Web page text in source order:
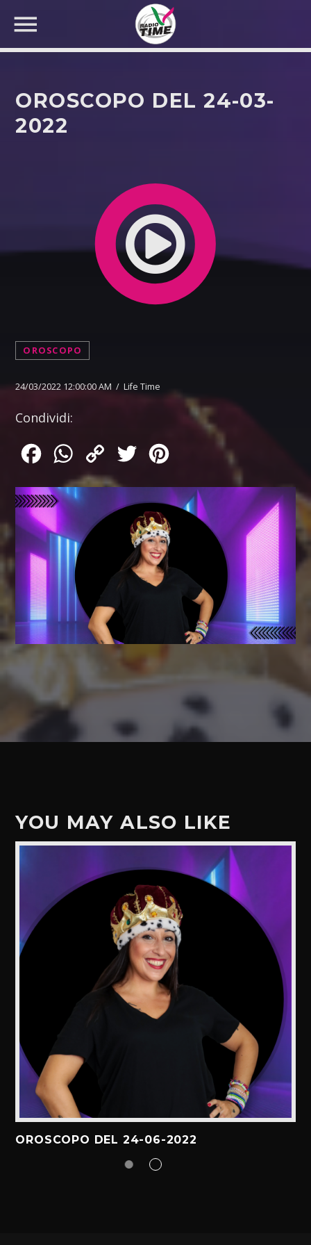
OROSCOPO DEL 24-03-
2022
OROSCOPO
24/03/2022 12:00:00 AM / Life Time
Condividi:
FacebookWhatsApp
Copy
Link
Twitter
YOU MAY ALSO LIKE
OROSCOPO DEL 24-06-2022